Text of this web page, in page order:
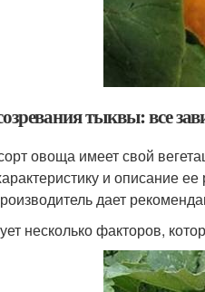
тыквы: все
овоща имеет свой
и описание
дает
несколько факторов,